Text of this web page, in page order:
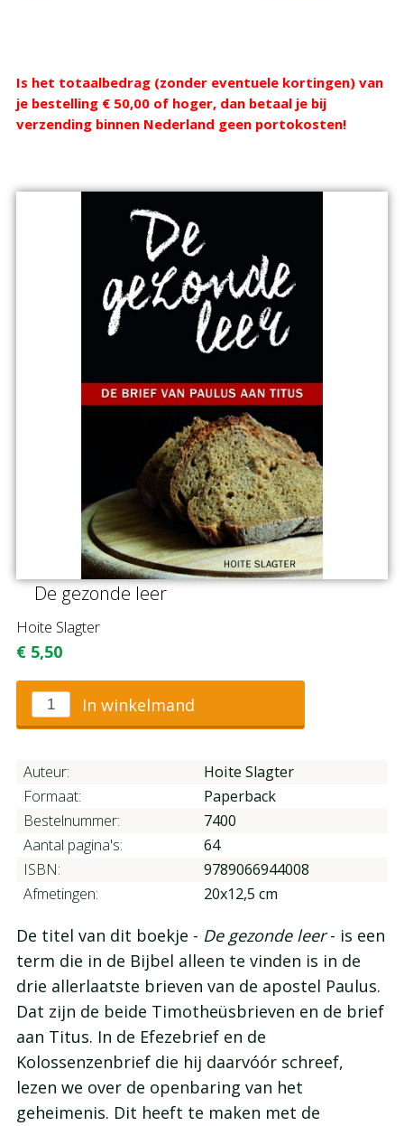
Webshop
Is het totaalbedrag (zonder eventuele kortingen) van
je bestelling € 50,00 of hoger, dan betaal je bij
verzending binnen Nederland geen portokosten!
De gezonde leer
Hoite Slagter
€ 5,50
In winkelmand
Auteur:
Hoite Slagter
Formaat:
Paperback
Bestelnummer:
7400
Aantal pagina's:
64
ISBN:
9789066944008
Afmetingen:
20x12,5 cm
De titel van dit boekje - De gezonde leer- is een
term die in de Bijbel alleen te vinden is in de
drie allerlaatste brieven van de apostel Paulus.
Dat zijn de beide Timotheüsbrieven en de brief
aan Titus. In de Efezebrief en de
Kolossenzenbrief die hij daarvóór schreef,
lezen we over de openbaring van het
geheimenis. Dit heeft te maken met de